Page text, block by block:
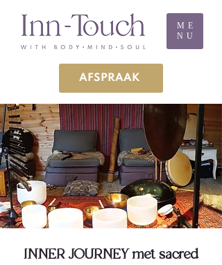
ME
NU
AFSPRAAK
INNER JOURNEY met sacred